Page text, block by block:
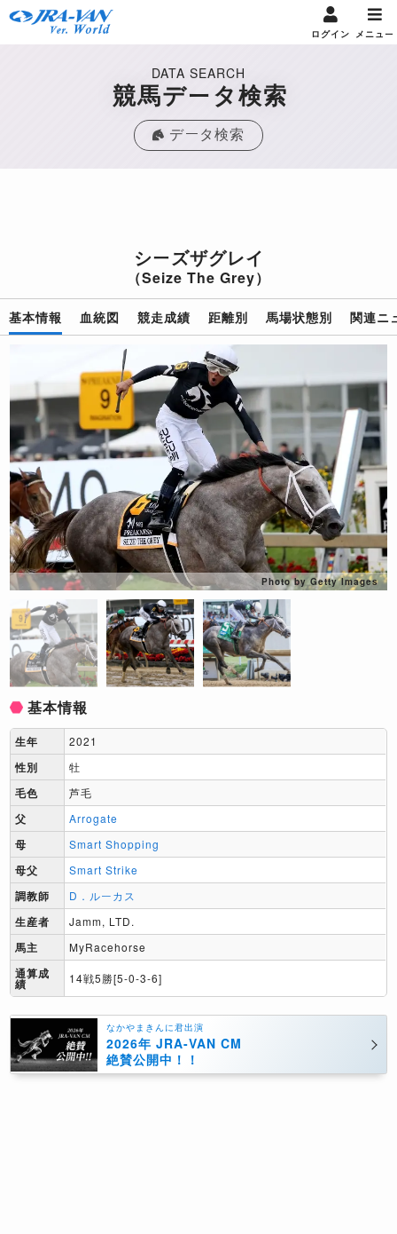
ログイン メニュー
DATA SEARCH
競馬データ検索
データ検索
シーズザグレイ
（Seize The Grey）
基本情報 血統図 競走成績 距離別 馬場状態別 関連ニ
Photo by Getty Images
基本情報
生年 2021
性別 牡
毛色 芦毛
父 Arrogate
母 Smart Shopping
母父 Smart Strike
調教師 D．ルーカス
生産者 Jamm, LTD.
馬主 MyRacehorse
通算成
績 14戦5勝[5-0-3-6]
なかやまきんに君出演
2026年 JRA-VAN CM
絶賛公開中！！